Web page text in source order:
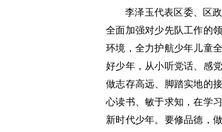
李泽玉代表区委、区
全面加强对少先队工作的
环境，全力护航少年儿童
好少年，从小听党话、感
做志存高远、脚踏实地的
心读书、敏于求知，在学
新时代少年。要修品德，